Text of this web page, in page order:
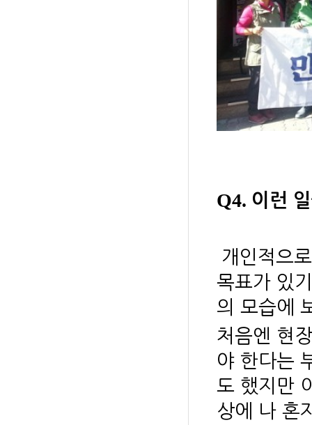
Q4. 이런
개인적으
목표가 있
의 모습에
처음엔 현
야 한다는
도 했지만
상에 나 혼